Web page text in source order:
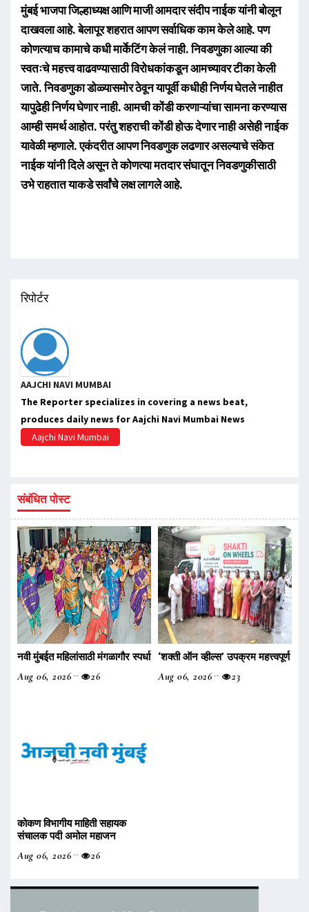
मुंबई भाजपा जिल्हाध्यक्ष आणि माजी आमदार संदीप नाईक यांनी बोलून
दाखवला आहे. बेलापूर शहरात आपण सर्वाधिक काम केले आहे. पण
कोणत्याच कामाचे कधी मार्केटिंग केलं नाही. निवडणुका आल्या की
स्वतःचे महत्त्व वाढवण्यासाठी विरोधकांकडून आमच्यावर टीका केली
जाते. निवडणुका डोळ्यासमोर ठेवून यापूर्वी कधीही निर्णय घेतले नाहीत
यापुढेही निर्णय घेणार नाही. आमची कोंडी करणाऱ्यांचा सामना करण्यास
आम्ही समर्थ आहोत. परंतु शहराची कोंडी होऊ देणार नाही असेही नाईक
यावेळी म्हणाले. एकंदरीत आपण निवडणुक लढणार असल्याचे संकेत
नाईक यांनी दिले असून ते कोणत्या मतदार संघातून निवडणुकीसाठी
उभे राहतात याकडे सर्वांचे लक्ष लागले आहे.
रिपोर्टर
AAJCHI NAVI MUMBAI
The Reporter specializes in covering a news beat,
produces daily news for Aajchi Navi Mumbai News
Aajchi Navi Mumbai
संबंधित पोस्ट
नवी मुंबईत महिलांसाठी मंगळागौर स्पर्धा
Aug 06, 2026
26
‌‘शक्ती ऑन व्हील्स‌’ उपक्रम महत्त्वपूर्ण
Aug 06, 2026
23
कोकण विभागीय माहिती सहायक
संचालक पदी अमोल महाजन
Aug 06, 2026
26